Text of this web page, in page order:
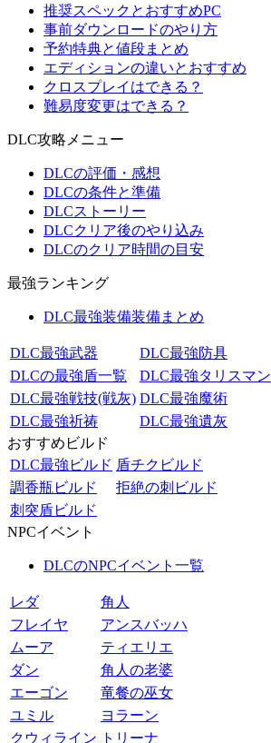
推奨スペックとおすすめPC
事前ダウンロードのやり方
予約特典と値段まとめ
エディションの違いとおすすめ
クロスプレイはできる？
難易度変更はできる？
DLC攻略メニュー
DLCの評価・感想
DLCの条件と準備
DLCストーリー
DLCクリア後のやり込み
DLCのクリア時間の目安
最強ランキング
DLC最強装備装備まとめ
DLC最強武器
DLC最強防具
DLCの最強盾一覧
DLC最強タリスマン
DLC最強戦技(戦灰) DLC最強魔術
DLC最強祈祷
DLC最強遺灰
おすすめビルド
DLC最強ビルド 盾チクビルド
調香瓶ビルド
拒絶の刺ビルド
刺突盾ビルド
NPCイベント
DLCのNPCイベント一覧
レダ
角人
フレイヤ
アンスバッハ
ムーア
ティエリエ
ダン
角人の老婆
エーゴン
竜餐の巫女
ユミル
ヨラーン
クウィライン
トリーナ